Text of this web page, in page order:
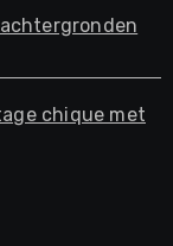
chique met